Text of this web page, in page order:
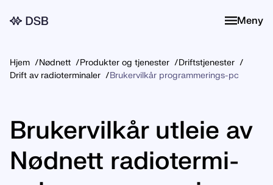
Meny
Meny
Hjem Nødnett Produkter og tjenester
Driftstjenester
Drift av radioterminaler
Brukervilkår programmerings-pc
Bru­ker­vil­kår ut­leie av
Nød­nett ra­dio­ter­mi­